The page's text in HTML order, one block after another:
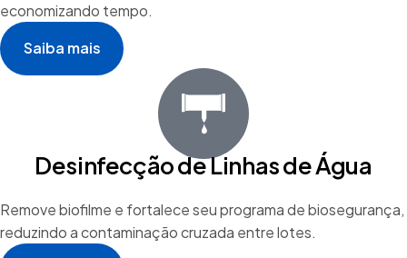
economizando tempo.
Saiba mais
Desinfecção de Linhas de Água
Remove biofilme e fortalece seu programa de biosegurança,
reduzindo a contaminação cruzada entre lotes.